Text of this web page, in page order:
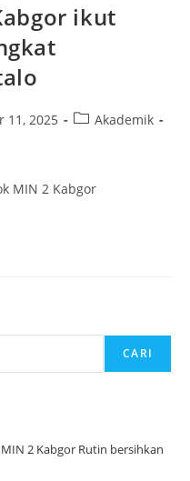
ikut
11, 2025
PostAkademik
MIN 2 Kabgor
CARI
2 Kabgor Rutin bersihkan